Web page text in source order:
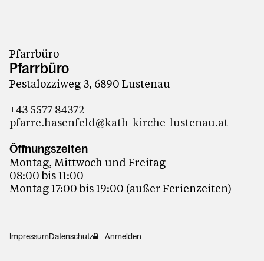
Pfarrbüro
Pfarrbüro
Pestalozziweg 3, 6890 Lustenau
+43 5577 84372
pfarre.hasenfeld@kath-kirche-lustenau.at
Öffnungszeiten
Montag, Mittwoch und Freitag
08:00 bis 11:00
Montag 17:00 bis 19:00 (außer Ferienzeiten)
ImpressumDatenschutz Anmelden